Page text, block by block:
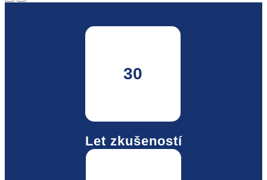
30
Let zkušeností